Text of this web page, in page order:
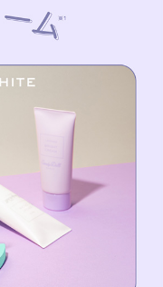
プ※1
なじみながら
ップ※1
みも気にならない！